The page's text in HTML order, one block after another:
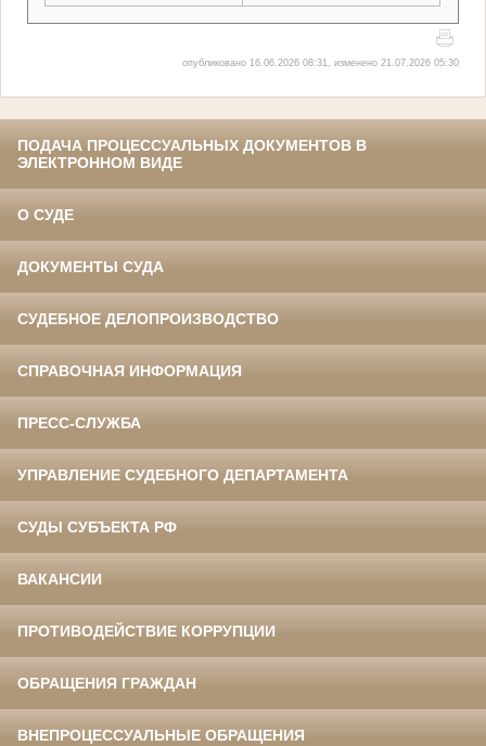
опубликовано 16.06.2026 08:31, изменено 21.07.2026 05:30
ПОДАЧА ПРОЦЕССУАЛЬНЫХ ДОКУМЕНТОВ В
ЭЛЕКТРОННОМ ВИДЕ
О СУДЕ
ДОКУМЕНТЫ СУДА
СУДЕБНОЕ ДЕЛОПРОИЗВОДСТВО
СПРАВОЧНАЯ ИНФОРМАЦИЯ
ПРЕСС-СЛУЖБА
УПРАВЛЕНИЕ СУДЕБНОГО ДЕПАРТАМЕНТА
СУДЫ СУБЪЕКТА РФ
ВАКАНСИИ
ПРОТИВОДЕЙСТВИЕ КОРРУПЦИИ
ОБРАЩЕНИЯ ГРАЖДАН
ВНЕПРОЦЕССУАЛЬНЫЕ ОБРАЩЕНИЯ